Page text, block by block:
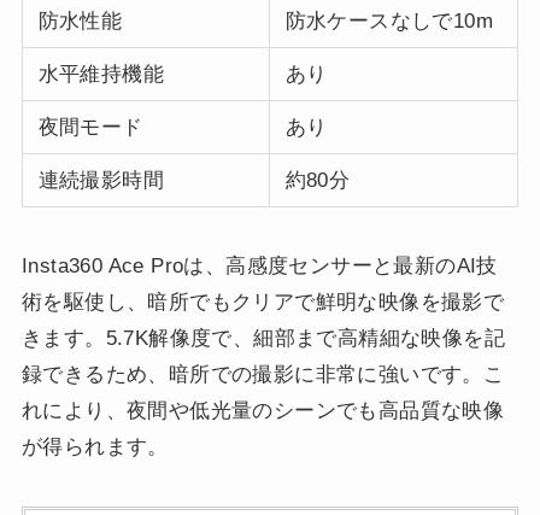
防水性能 防水ケースなしで10m
水平維持機能 あり
夜間モード あり
連続撮影時間 約80分
Insta360 Ace Proは、高感度センサーと最新のAI技
術を駆使し、暗所でもクリアで鮮明な映像を撮影で
きます。5.7K解像度で、細部まで高精細な映像を記
録できるため、暗所での撮影に非常に強いです。こ
れにより、夜間や低光量のシーンでも高品質な映像
が得られます。